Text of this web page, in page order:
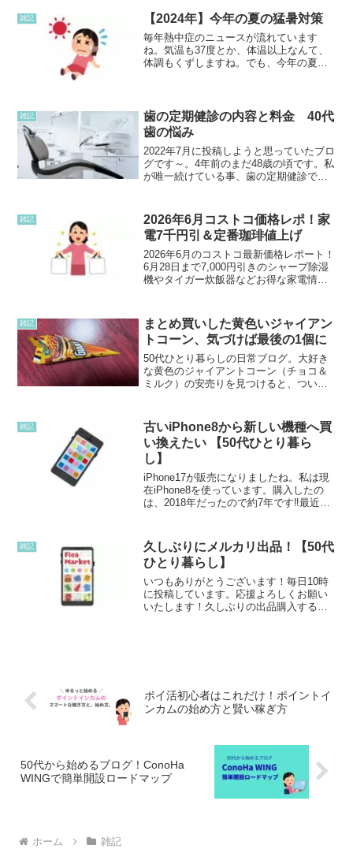
雑記 【2024年】今年の夏の猛暑対策
毎年熱中症のニュースが流れています
ね。気温も37度とか、体温以上なんて、
体調もくずしますね。でも、今年の夏は
ンなしでは無理で...
雑記
歯の定期健診の内容と料金 40代
歯の悩み
2022年7月に投稿しようと思っていたブロ
グです～。4年前のまだ48歳の頃です。私
が唯一続けている事、歯の定期健診で
回通っています。とにかく歯を大事にし
たいと思って...
雑記
2026年6月コストコ価格レポ！家
電7千円引＆定番珈琲値上げ
2026年6月のコストコ最新価格レポート！
6月28日まで7,000円引きのシャープ除湿
機やタイガー炊飯器などお得な家電情報
ーミンやスヌーピーの新作食器、限定ベ
ーカリーまで一挙紹介します！
雑記
まとめ買いした黄色いジャイアン
トコーン、気づけば最後の1個に
50代ひとり暮らしの日常ブログ。大好き
な黄色のジャイアントコーン（チョコ＆
ミルク）の安売りを見つけると、ついつ
の葛藤を綴ります。
雑記
古いiPhone8から新しい機種へ買
い換えたい 【50代ひとり暮ら
し】
iPhone17が販売になりましたね。私は現
在iPhone8を使っています。購入したの
は、2018年だったので約7年です‼最近は
す。しかし、最近は高いですね～。そ
ん...
雑記
久しぶりにメルカリ出品！【50代
ひとり暮らし】
いつもありがとうございます！毎日10時
に投稿しています。応援よろしくお願い
いたします！久しぶりの出品購入するこ
ポイ活初心者はこれだけ！ポイントイ
ンカムの始め方と賢い稼ぎ方
50代から始めるブログ！ConoHa
WINGで簡単開設ロードマップ
ホーム 雑記